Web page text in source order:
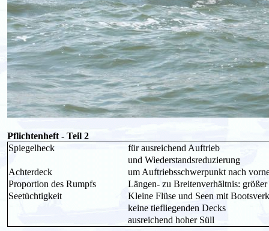
Pflichtenheft - Teil 2
Spiegelheck
für ausreichend Auftrieb
und Wiederstandsreduzierung
Achterdeck
um Auftriebsschwerpunkt nach
Proportion des Rumpfs
Längen- zu Breitenverhältnis:
Seetüchtigkeit
Kleine Flüse und Seen mit
keine tiefliegenden Decks
ausreichend hoher Süll